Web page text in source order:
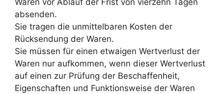
Waren vor Ablauf der Frist von vierzehn Tagen
absenden.
Sie tragen die unmittelbaren Kosten der
Rücksendung der Waren.
Sie müssen für einen etwaigen Wertverlust der
Waren nur aufkommen, wenn dieser Wertverlust
auf einen zur Prüfung der Beschaffenheit,
Eigenschaften und Funktionsweise der Waren